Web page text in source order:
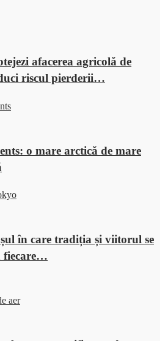
afacerea agricolă de
riscul pierderii…
o mare arctică de mare
în care tradiția și viitorul se
fiecare…